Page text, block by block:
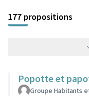
177 propositions
Popotte et
Groupe Habitants